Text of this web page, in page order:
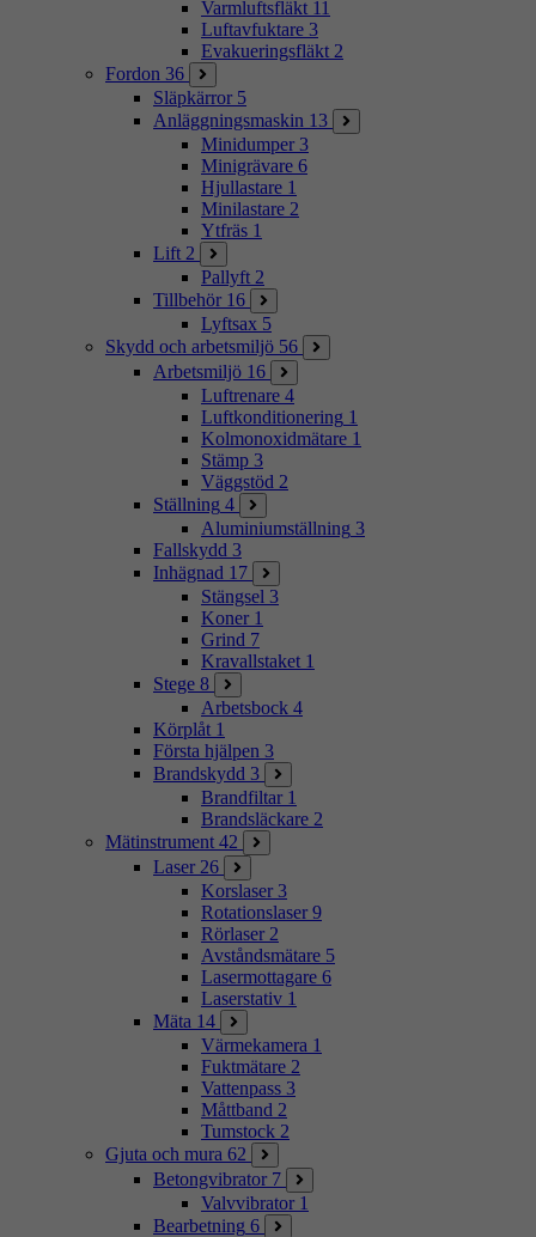
Varmluftsfläkt 11
Luftavfuktare 3
Evakueringsfläkt 2
Fordon 36
Släpkärror 5
Anläggningsmaskin 13
Minidumper 3
Minigrävare 6
Hjullastare 1
Minilastare 2
Ytfräs 1
Lift 2
Pallyft 2
Tillbehör 16
Lyftsax 5
Skydd och arbetsmiljö 56
Arbetsmiljö 16
Luftrenare 4
Luftkonditionering 1
Kolmonoxidmätare 1
Stämp 3
Väggstöd 2
Ställning 4
Aluminiumställning 3
Fallskydd 3
Inhägnad 17
Stängsel 3
Koner 1
Grind 7
Kravallstaket 1
Stege 8
Arbetsbock 4
Körplåt 1
Första hjälpen 3
Brandskydd 3
Brandfiltar 1
Brandsläckare 2
Mätinstrument 42
Laser 26
Korslaser 3
Rotationslaser 9
Rörlaser 2
Avståndsmätare 5
Lasermottagare 6
Laserstativ 1
Mäta 14
Värmekamera 1
Fuktmätare 2
Vattenpass 3
Måttband 2
Tumstock 2
Gjuta och mura 62
Betongvibrator 7
Valvvibrator 1
Bearbetning 6